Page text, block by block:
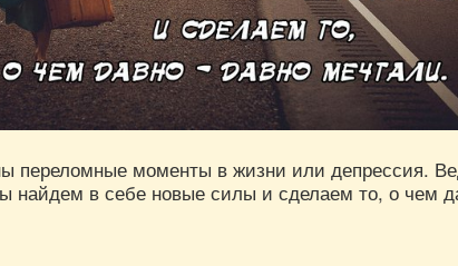
переломные моменты в жизни или депрессия.
найдем в себе новые силы и сделаем то, о чем